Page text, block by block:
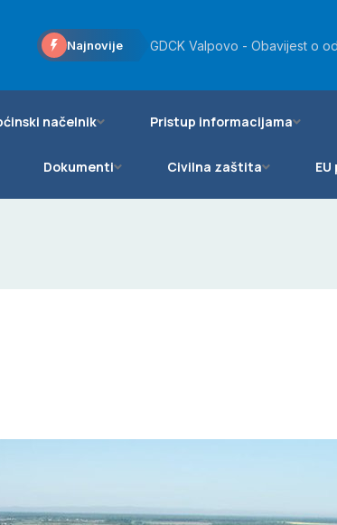
Najnovije
Općinsko vijeće Općine
načelnik Pristup informacijama
Dokumenti Civilna zaštita